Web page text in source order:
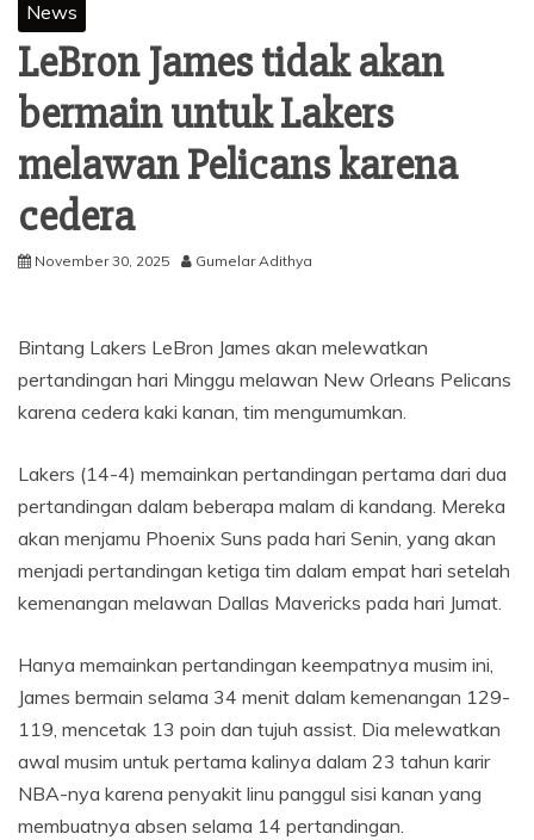
News
LeBron James tidak akan
bermain untuk Lakers
melawan Pelicans karena
cedera
November 30, 2025 Gumelar Adithya
Bintang Lakers LeBron James akan melewatkan
pertandingan hari Minggu melawan New Orleans Pelicans
karena cedera kaki kanan, tim mengumumkan.
Lakers (14-4) memainkan pertandingan pertama dari dua
pertandingan dalam beberapa malam di kandang. Mereka
akan menjamu Phoenix Suns pada hari Senin, yang akan
menjadi pertandingan ketiga tim dalam empat hari setelah
kemenangan melawan Dallas Mavericks pada hari Jumat.
Hanya memainkan pertandingan keempatnya musim ini,
James bermain selama 34 menit dalam kemenangan 129-
119, mencetak 13 poin dan tujuh assist. Dia melewatkan
awal musim untuk pertama kalinya dalam 23 tahun karir
NBA-nya karena penyakit linu panggul sisi kanan yang
membuatnya absen selama 14 pertandingan.